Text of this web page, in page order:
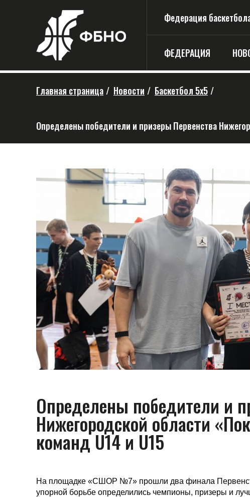
Федерация
ФЕДЕРАЦИЯ
Главная страница / Новости / Баскетбол 5х5 /
Определены победители и призеры Первенства
Определены победители и
Нижегородской области
команд U14 и U15
На площадке «СШОР №7» прошли два финала
упорной борьбе определились чемпионы, призеры и